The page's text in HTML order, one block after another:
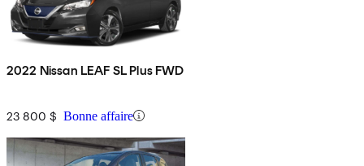
2022 Nissan LEAF SL Plus FWD
23 800 $ Bonne affaire